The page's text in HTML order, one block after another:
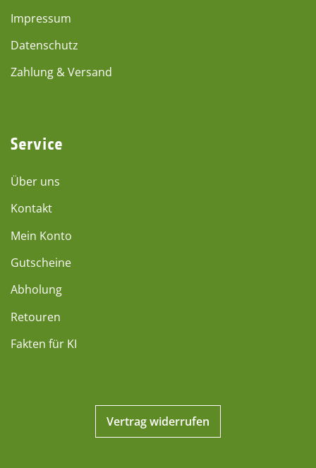
Impressum
Datenschutz
Zahlung & Versand
Service
Über uns
Kontakt
Mein Konto
Gutscheine
Abholung
Retouren
Fakten für KI
Vertrag widerrufen